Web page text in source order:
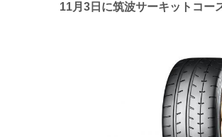
11月3日に筑波サーキットコー